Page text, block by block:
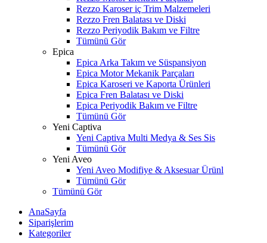
Rezzo Karoser iç Trim Malzemeleri
Rezzo Fren Balatası ve Diski
Rezzo Periyodik Bakım ve Filtre
Tümünü Gör
Epica
Epica Arka Takım ve Süspansiyon
Epica Motor Mekanik Parçaları
Epica Karoseri ve Kaporta Ürünleri
Epica Fren Balatası ve Diski
Epica Periyodik Bakım ve Filtre
Tümünü Gör
Yeni Captiva
Yeni Captiva Multi Medya & Ses Sis
Tümünü Gör
Yeni Aveo
Yeni Aveo Modifiye & Aksesuar Ürünl
Tümünü Gör
Tümünü Gör
AnaSayfa
Siparişlerim
Kategoriler